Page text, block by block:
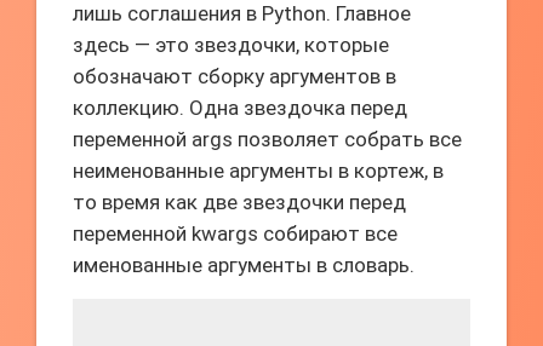
лишь соглашения в Python. Главное
здесь — это звездочки, которые
обозначают сборку аргументов в
коллекцию. Одна звездочка перед
переменной args позволяет собрать все
неименованные аргументы в кортеж, в
то время как две звездочки перед
переменной kwargs собирают все
именованные аргументы в словарь.